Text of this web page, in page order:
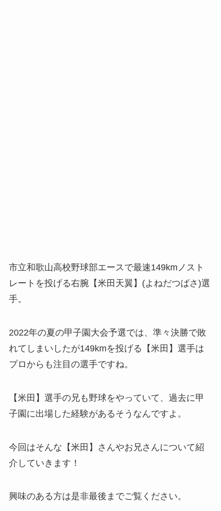
市立和歌山高校野球部エースで最速149kmノスト
レートを投げる右腕【米田天翼】(よねだつばさ)選
手。
2022年の夏の甲子園大会予選では、準々決勝で敗
れてしまいしたが149kmを投げる【米田】選手は
プロからも注目の選手ですね。
【米田】選手の兄も野球をやっていて、過去に甲
子園に出場した経験があるそうなんですよ。
今回はそんな【米田】さんやお兄さんについて紹
介していきます！
興味のある方は是非最後までご覧ください。